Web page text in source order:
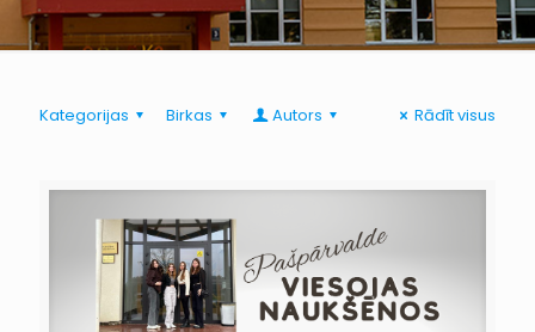
Kategorijas Birkas Autors Rādīt visus